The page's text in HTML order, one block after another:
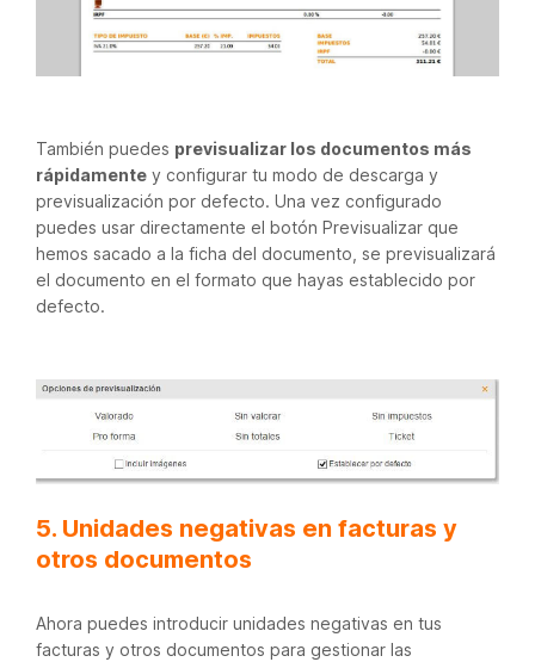
También puedes previsualizar los documentos más
rápidamente y configurar tu modo de descarga y
previsualización por defecto. Una vez configurado
puedes usar directamente el botón Previsualizar que
hemos sacado a la ficha del documento, se previsualizará
el documento en el formato que hayas establecido por
defecto.
5. Unidades negativas en facturas y
otros documentos
Ahora puedes introducir unidades negativas en tus
facturas y otros documentos para gestionar las